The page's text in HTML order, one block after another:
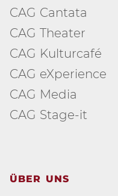
CAG Cantata
CAG Theater
CAG Kulturcafé
CAG eXperience
CAG Media
CAG Stage-it
ÜBER UNS